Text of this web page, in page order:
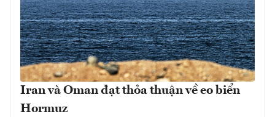
Iran và Oman đạt thỏa thuận về eo biển
Hormuz